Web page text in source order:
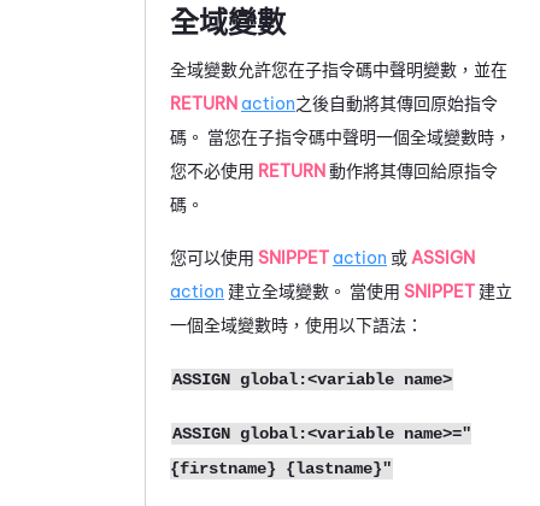
全域變數
全域變數允許您在子指令碼中聲明變數，並在
RETURN action之後自動將其傳回原始指令
碼。 當您在子指令碼中聲明一個全域變數時，
您不必使用 RETURN動作將其傳回給原指令
碼。
您可以使用 SNIPPET action 或 ASSIGN
action 建立全域變數。 當使用 SNIPPET 建立
一個全域變數時，使用以下語法：
ASSIGN global:<variable name>
ASSIGN global:<variable name>="
{firstname} {lastname}"